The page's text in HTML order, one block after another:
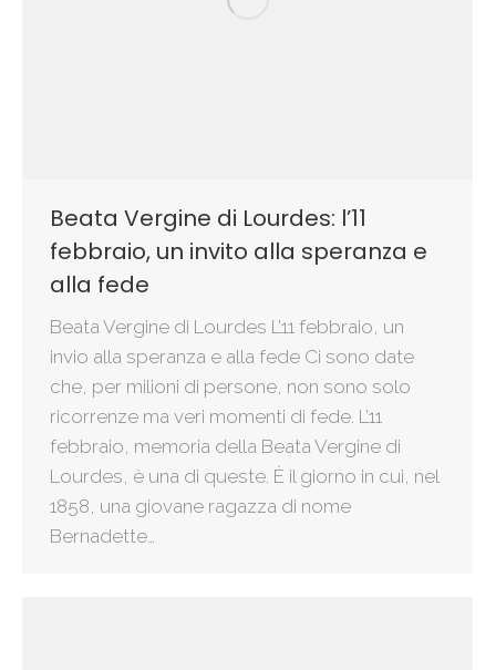
Beata Vergine di Lourdes: l’11
febbraio, un invito alla speranza e
alla fede
Beata Vergine di Lourdes L’11 febbraio, un
invio alla speranza e alla fede Ci sono date
che, per milioni di persone, non sono solo
ricorrenze ma veri momenti di fede. L’11
febbraio, memoria della Beata Vergine di
Lourdes, è una di queste. È il giorno in cui, nel
1858, una giovane ragazza di nome
Bernadette…